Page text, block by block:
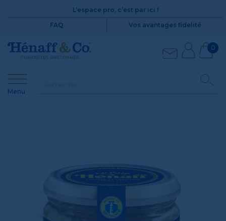
L’espace pro, c’est par ici !
FAQ
Vos avantages fidelité
0
Menu